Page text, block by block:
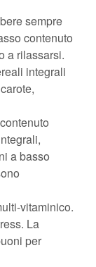
sempre
contenuto
a rilassarsi.
integrali
a basso
vitaminico.
La
per